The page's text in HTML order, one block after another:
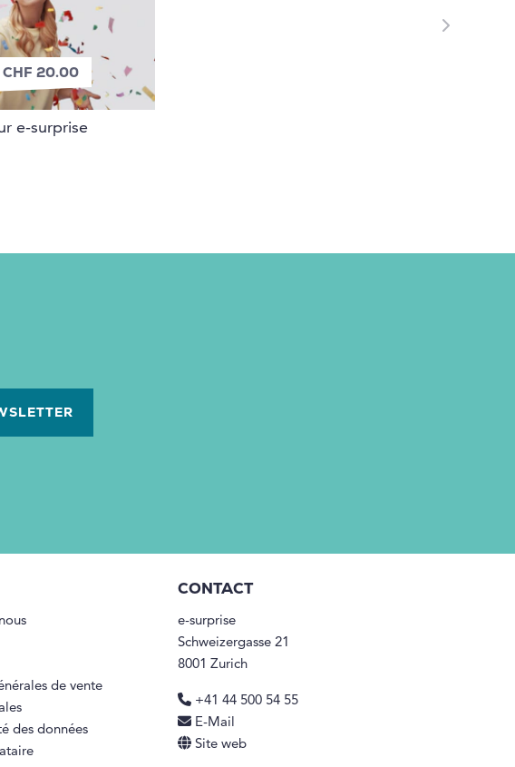
20.00
e-surprise
de vente
des données
CONTACT
e-surprise
Schweizergasse 21
8001 Zurich
+41 44 500 54 55
E-Mail
Site web